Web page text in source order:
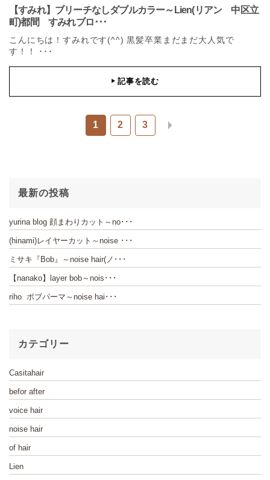
【すみれ】ブリーチなしダブルカラー～Lien(リアン 中区立
町)都間 すみれブロ･･･
こんにちは！すみれです(^^) 黒髪卒業まだまだ大人気で
す！！ ･･･
▶記事を読む
1 2 3
最新の投稿
yurina blog 顔まわりカット～no･･･
(hinami)レイヤーカット～noise ･･･
ミサキ『Bob』～noise hair(ノ･･･
【nanako】layer bob～nois･･･
riho ボブパーマ～noise hai･･･
カテゴリー
Casitahair
befor after
voice hair
noise hair
of hair
Lien